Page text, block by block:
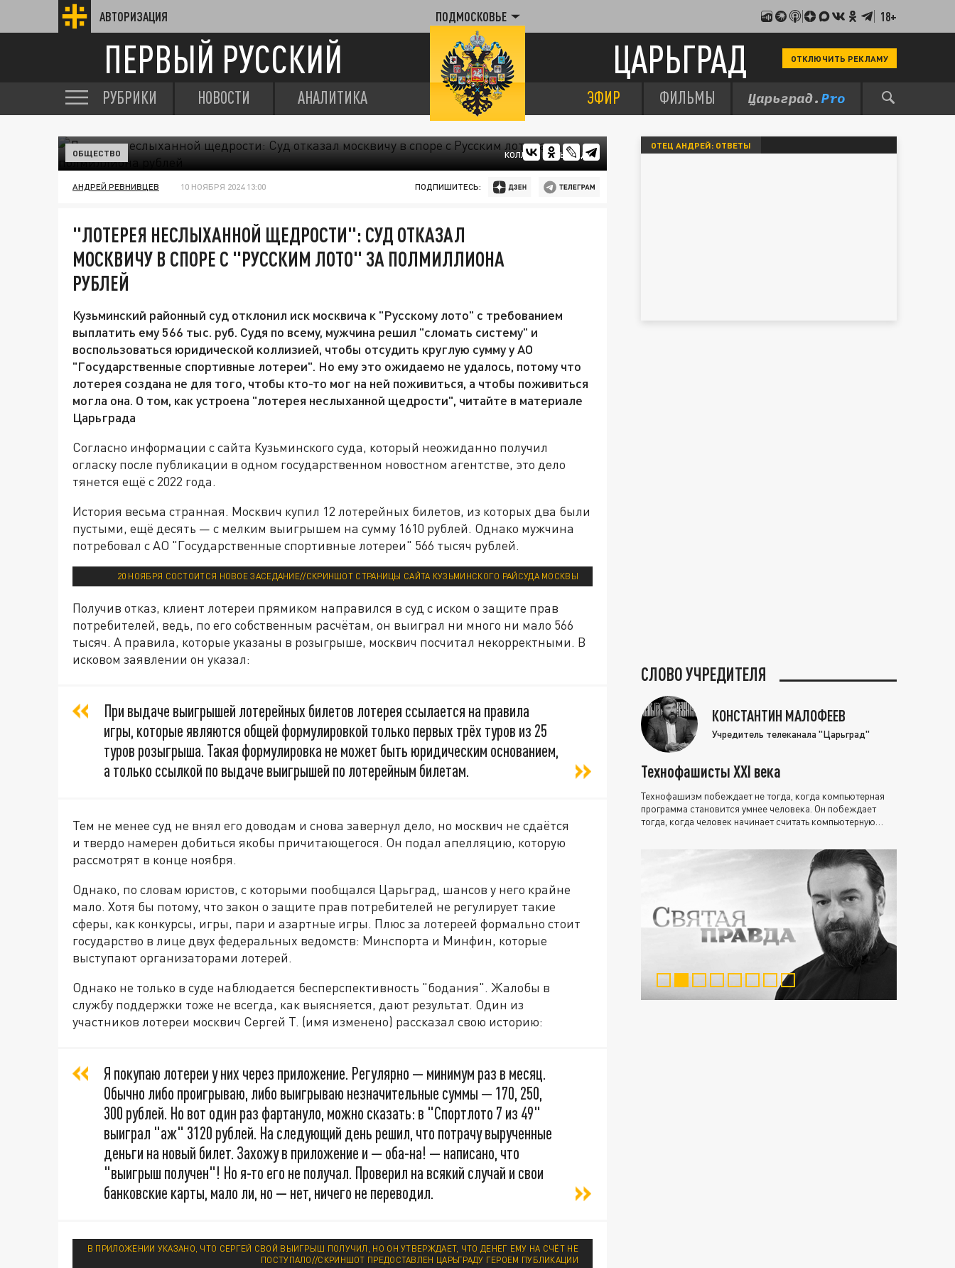
АВТОРИЗАЦИЯ ПОДМОСКОВЬЕ 18+
ПЕРВЫЙ РУССКИЙ ЦАРЬГРАД ОТКЛЮЧИТЬ РЕКЛАМУ
РУБРИКИ НОВОСТИ АНАЛИТИКА ЭФИР ФИЛЬМЫ
КОЛЛАЖ ЦАРЬГРАДА
ОБЩЕСТВО
АНДРЕЙ РЕВНИВЦЕВ 10 НОЯБРЯ 2024 13:00 ПОДПИШИТЕСЬ:
"ЛОТЕРЕЯ НЕСЛЫХАННОЙ ЩЕДРОСТИ": СУД ОТКАЗАЛ
МОСКВИЧУ В СПОРЕ С "РУССКИМ ЛОТО" ЗА ПОЛМИЛЛИОНА
РУБЛЕЙ
Кузьминский районный суд отклонил иск москвича к "Русскому лото" с требованием
выплатить ему 566 тыс. руб. Судя по всему, мужчина решил "сломать систему" и
воспользоваться юридической коллизией, чтобы отсудить круглую сумму у АО
"Государственные спортивные лотереи". Но ему это ожидаемо не удалось, потому что
лотерея создана не для того, чтобы кто-то мог на ней поживиться, а чтобы поживиться
могла она. О том, как устроена "лотерея неслыханной щедрости", читайте в материале
Царьграда
Согласно информации с сайта Кузьминского суда, который неожиданно получил
огласку после публикации в одном государственном новостном агентстве, это дело
тянется ещё с 2022 года.
История весьма странная. Москвич купил 12 лотерейных билетов, из которых два были
пустыми, ещё десять — с мелким выигрышем на сумму 1610 рублей. Однако мужчина
потребовал с АО "Государственные спортивные лотереи" 566 тысяч рублей.
20 НОЯБРЯ СОСТОИТСЯ НОВОЕ ЗАСЕДАНИЕ//СКРИНШОТ СТРАНИЦЫ САЙТА КУЗЬМИНСКОГО РАЙСУДА МОСКВЫ
Получив отказ, клиент лотереи прямиком направился в суд с иском о защите прав
потребителей, ведь, по его собственным расчётам, он выиграл ни много ни мало 566
тысяч. А правила, которые указаны в розыгрыше, москвич посчитал некорректными. В
исковом заявлении он указал:
При выдаче выигрышей лотерейных билетов лотерея ссылается на правила
игры, которые являются общей формулировкой только первых трёх туров из 25
туров розыгрыша. Такая формулировка не может быть юридическим основанием,
а только ссылкой по выдаче выигрышей по лотерейным билетам.
Тем не менее суд не внял его доводам и снова завернул дело, но москвич не сдаётся
и твердо намерен добиться якобы причитающегося. Он подал апелляцию, которую
рассмотрят в конце ноября.
Однако, по словам юристов, с которыми пообщался Царьград, шансов у него крайне
мало. Хотя бы потому, что закон о защите прав потребителей не регулирует такие
сферы, как конкурсы, игры, пари и азартные игры. Плюс за лотереей формально стоит
государство в лице двух федеральных ведомств: Минспорта и Минфин, которые
выступают организаторами лотерей.
Однако не только в суде наблюдается бесперспективность "бодания". Жалобы в
службу поддержки тоже не всегда, как выясняется, дают результат. Один из
участников лотереи москвич Сергей Т. (имя изменено) рассказал свою историю:
Я покупаю лотереи у них через приложение. Регулярно — минимум раз в месяц.
Обычно либо проигрываю, либо выигрываю незначительные суммы — 170, 250,
300 рублей. Но вот один раз фартануло, можно сказать: в "Спортлото 7 из 49"
выиграл "аж" 3120 рублей. На следующий день решил, что потрачу вырученные
деньги на новый билет. Захожу в приложение и — оба-на! — написано, что
"выигрыш получен"! Но я-то его не получал. Проверил на всякий случай и свои
банковские карты, мало ли, но — нет, ничего не переводил.
В ПРИЛОЖЕНИИ УКАЗАНО, ЧТО СЕРГЕЙ СВОЙ ВЫИГРЫШ ПОЛУЧИЛ, НО ОН УТВЕРЖДАЕТ, ЧТО ДЕНЕГ ЕМУ НА СЧЁТ НЕ
ПОСТУПАЛО//СКРИНШОТ ПРЕДОСТАВЛЕН ЦАРЬГРАДУ ГЕРОЕМ ПУБЛИКАЦИИ
ОТЕЦ АНДРЕЙ: ОТВЕТЫ
СЛОВО УЧРЕДИТЕЛЯ
КОНСТАНТИН МАЛОФЕЕВ
Учредитель телеканала "Царьград"
Технофашисты XXI века
Технофашизм побеждает не тогда, когда компьютерная
программа становится умнее человека. Он побеждает
тогда, когда человек начинает считать компьютерную